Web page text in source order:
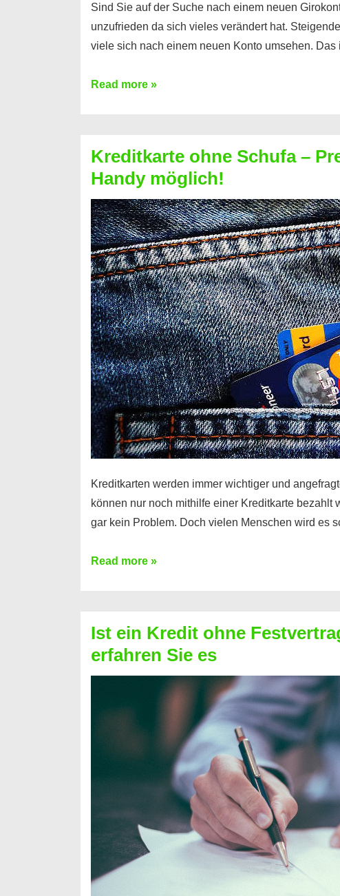
Sind Sie auf der Suche nach einem neuen
unzufrieden da sich vieles verändert hat.
viele sich nach einem neuen Konto umsehen.
Konto
Neueröffnung
trotz
Schufaeintrag
möglich
Read more »
Kreditkarte ohne Schufa –
Handy möglich!
Kreditkarten werden immer wichtiger und
können nur noch mithilfe einer Kreditkarte bezahlt
gar kein Problem. Doch vielen Menschen wird es
Kreditkarte
Prepaid
ist
nicht
Read more »
Ist ein Kredit ohne
erfahren Sie es